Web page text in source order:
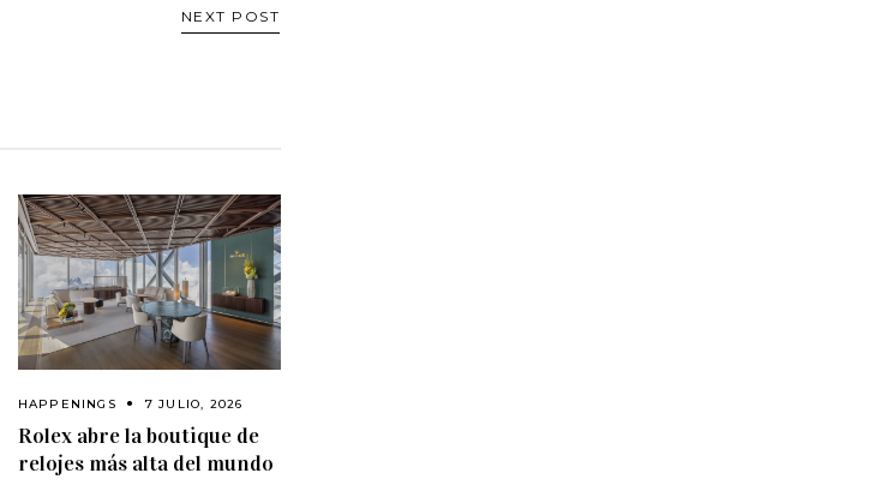
NEXT POST
HAPPENINGS 7 JULIO, 2026
Rolex abre la boutique de
relojes más alta del mundo